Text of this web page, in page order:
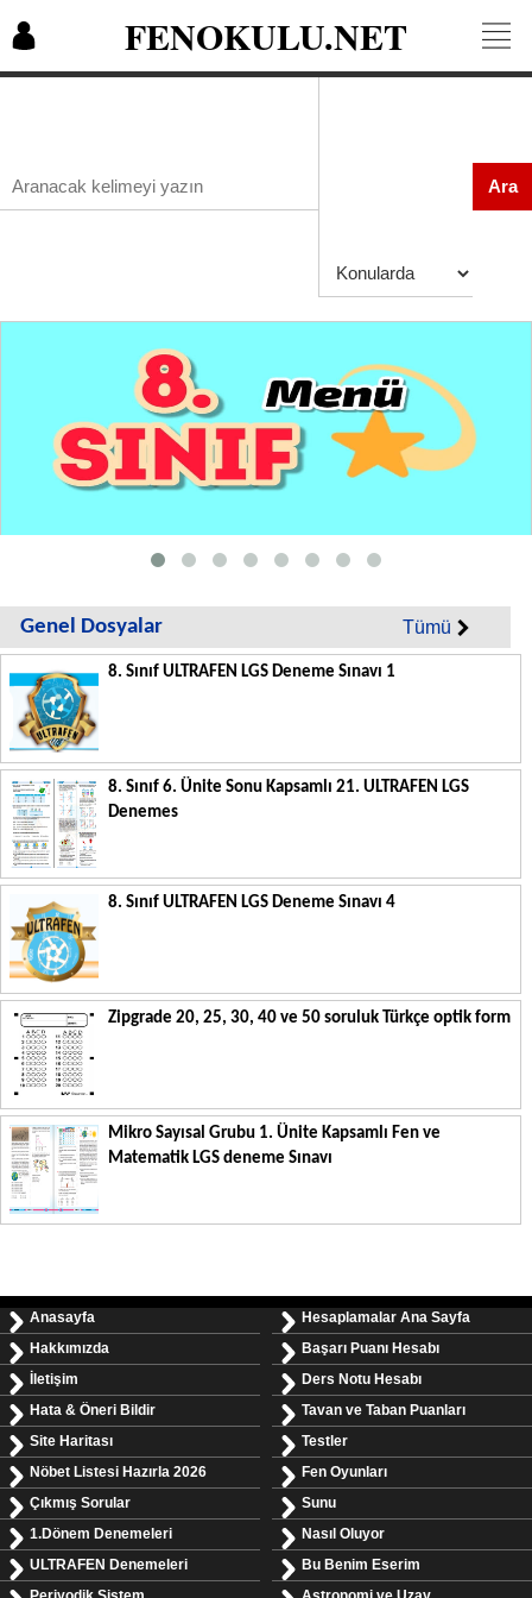
FENOKULU.NET
Ara
Genel Dosyalar Tümü
8. Sınıf ULTRAFEN LGS Deneme Sınavı 1
8. Sınıf 6. Ünite Sonu Kapsamlı 21. ULTRAFEN LGS
Denemes
8. Sınıf ULTRAFEN LGS Deneme Sınavı 4
Zipgrade 20, 25, 30, 40 ve 50 soruluk Türkçe optik form
Mikro Sayısal Grubu 1. Ünite Kapsamlı Fen ve
Matematik LGS deneme Sınavı
Anasayfa
Hakkımızda
İletişim
Hata & Öneri Bildir
Site Haritası
Nöbet Listesi Hazırla 2026
Çıkmış Sorular
1.Dönem Denemeleri
ULTRAFEN Denemeleri
Hesaplamalar Ana Sayfa
Başarı Puanı Hesabı
Ders Notu Hesabı
Tavan ve Taban Puanları
Testler
Fen Oyunları
Sunu
Nasıl Oluyor
Bu Benim Eserim